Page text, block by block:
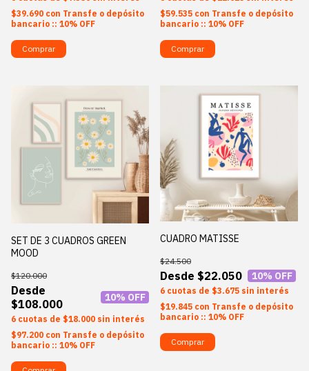
$39.690 con Transfe o depósito
bancario :: 10% OFF
Comprar
$59.535 con Transfe o depósito
bancario :: 10% OFF
Comprar
SET DE 3 CUADROS GREEN
MOOD
$108.000
$120.000
10% OFF
6 $18.000 sin interés
$97.200 con Transfe o depósito
bancario :: 10% OFF
CUADRO MATISSE
$22.050
$24.500
10% OFF
6 $3.675 sin interés
$19.845 con Transfe o depósito
bancario :: 10% OFF
Comprar